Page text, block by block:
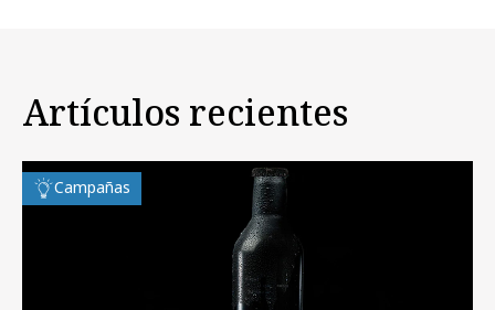
Artículos recientes
Campañas